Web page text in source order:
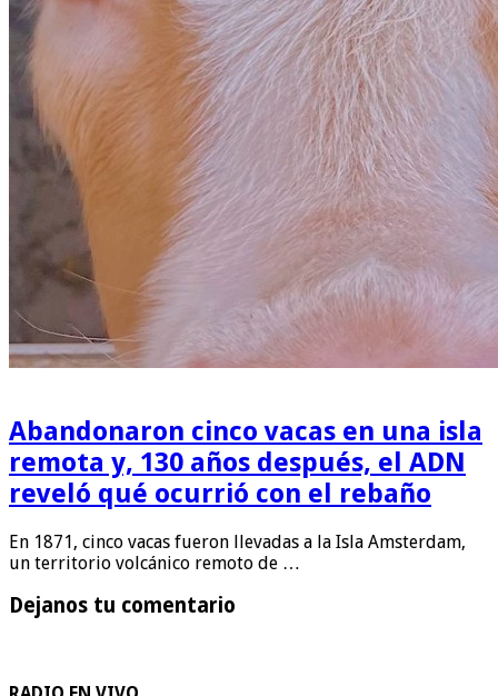
Abandonaron cinco vacas en una isla
remota y, 130 años después, el ADN
reveló qué ocurrió con el rebaño
En 1871, cinco vacas fueron llevadas a la Isla Amsterdam,
un territorio volcánico remoto de …
Dejanos tu comentario